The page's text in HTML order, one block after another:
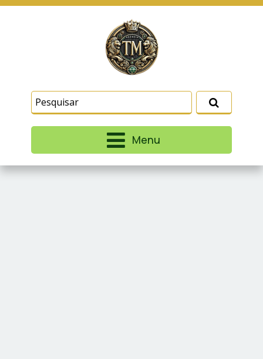
Menu
similares para lembrar e entender como você usa
nosso site, analisar seu uso de nossos produtos
e serviços, ajudar com nossos esforços de
marketing e fornecer conteúdo de terceiros. Leia
Termos e CondiçõesePolítica de